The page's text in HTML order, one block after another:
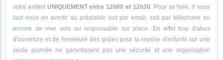
votre enfant UNIQUEMENT entre 12h00 et 12h30. Pour se faire, il vous
faut nous en avertir au préalable soit par email, soit par téléphone ou
encore de vive voix au responsable sur place. En effet trop d'abus
d'ouverture et de fermeture des grilles pour la reprise d'enfants sur une
seule journée ne garantissent pas une sécurité et une organisation